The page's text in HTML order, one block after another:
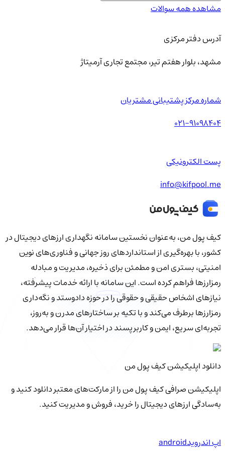
مشاهده همه سوالات
آدرس دفتر مرکزی
مشهد، بلوار هفتم تیر، مجتمع تجاری آرمیتاژ
شماره مرکز پشتیبانی مشتریان
021-91098404
پست الکترونیکی
info@kifpool.me
کیف‌ پول من، به‌عنوان نخستین سامانه نگهداری ارزهای دیجیتال در
کشور، با بهره‌گیری از استانداردهای روز جهانی و فناوری‌های نوین
امنیتی، بستری امن و مطمئن برای ذخیره، مدیریت و مبادله
رمزارزها فراهم کرده است. این سامانه با ارائه خدمات پیشرفته،
نیازهای اشخاص حقیقی و حقوقی را در حوزه دادوستد و نگه‌داری
رمزارزها برطرف می‌کند و با تکیه بر ساختارهای مدرن و به‌روز،
تجربه‌ای سریع، ایمن و کاربرپسند در اختیار آن‌ها قرار می‌دهد.
دانلود اپلیکیشن کیف‌ پول من
اپلیکیشن صرافی کیف پول من را از مارکت‌های معتبر دانلود کنید و
به‌سادگی ارزهای دیجیتال را خرید، فروش و مدیریت کنید.
اپ اندرویدandroid